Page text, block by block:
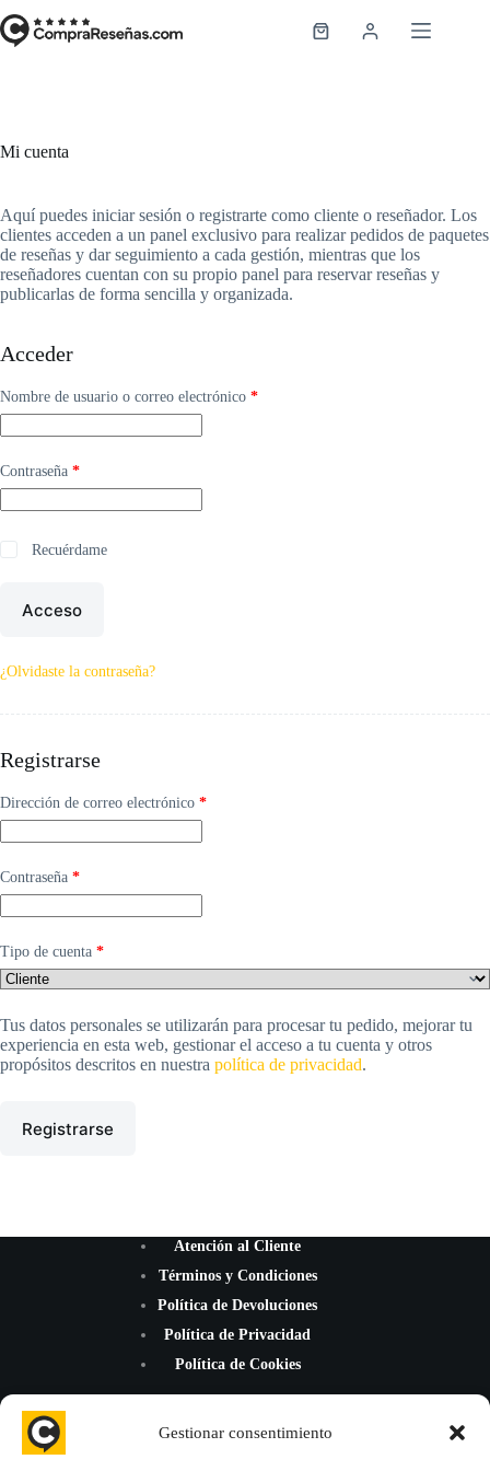
Gestionar consentimiento
al
contenido
Carro
Mi cuenta
Aquí puedes iniciar sesión o registrarte como cliente o reseñador. Los
clientes acceden a un panel exclusivo para realizar pedidos de paquetes
de reseñas y dar seguimiento a cada gestión, mientras que los
reseñadores cuentan con su propio panel para reservar reseñas y
publicarlas de forma sencilla y organizada.
Acceder
Nombre de usuario o correo electrónico *Obligatorio
Contraseña *Obligatorio
Recuérdame
Acceso
¿Olvidaste la contraseña?
Registrarse
Dirección de correo electrónico *Obligatorio
Contraseña *Obligatorio
Tipo de cuenta *
Tus datos personales se utilizarán para procesar tu pedido, mejorar tu
experiencia en esta web, gestionar el acceso a tu cuenta y otros
propósitos descritos en nuestra política de privacidad.
Registrarse
Atención al Cliente
Términos y Condiciones
Política de Devoluciones
Política de Privacidad
Política de Cookies